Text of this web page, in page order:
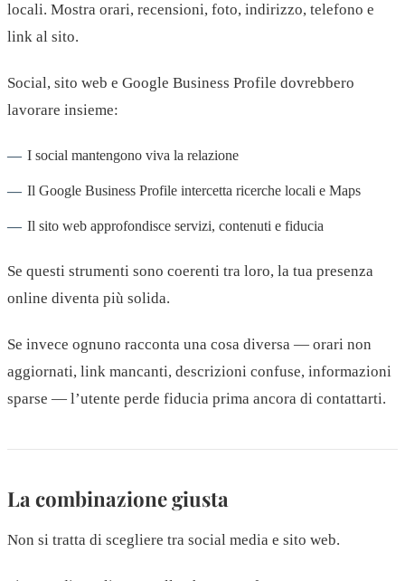
locali. Mostra orari, recensioni, foto, indirizzo, telefono e
link al sito.
Social, sito web e Google Business Profile dovrebbero
lavorare insieme:
I social mantengono viva la relazione
Il Google Business Profile intercetta ricerche locali e Maps
Il sito web approfondisce servizi, contenuti e fiducia
Se questi strumenti sono coerenti tra loro, la tua presenza
online diventa più solida.
Se invece ognuno racconta una cosa diversa — orari non
aggiornati, link mancanti, descrizioni confuse, informazioni
sparse — l’utente perde fiducia prima ancora di contattarti.
La combinazione giusta
Non si tratta di scegliere tra social media e sito web.